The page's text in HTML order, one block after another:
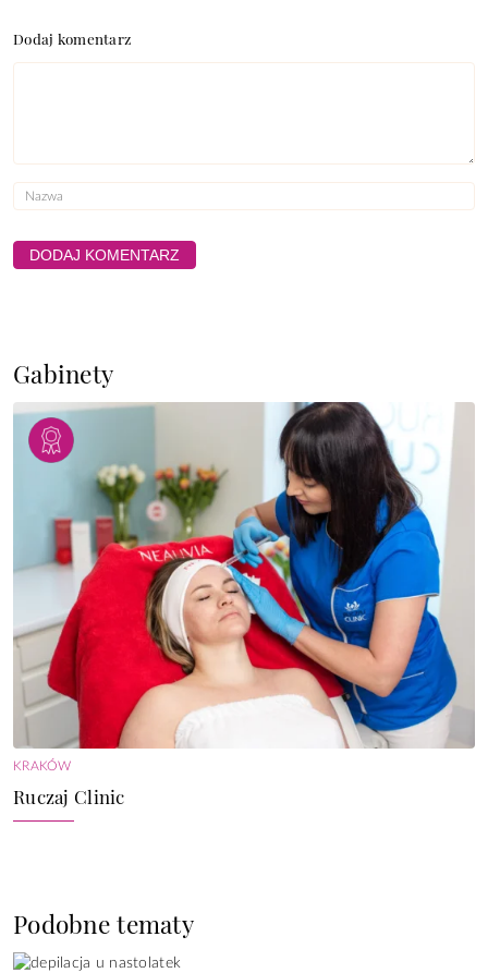
Dodaj komentarz
Gabinety
KRAKÓW
Ruczaj Clinic
Podobne tematy